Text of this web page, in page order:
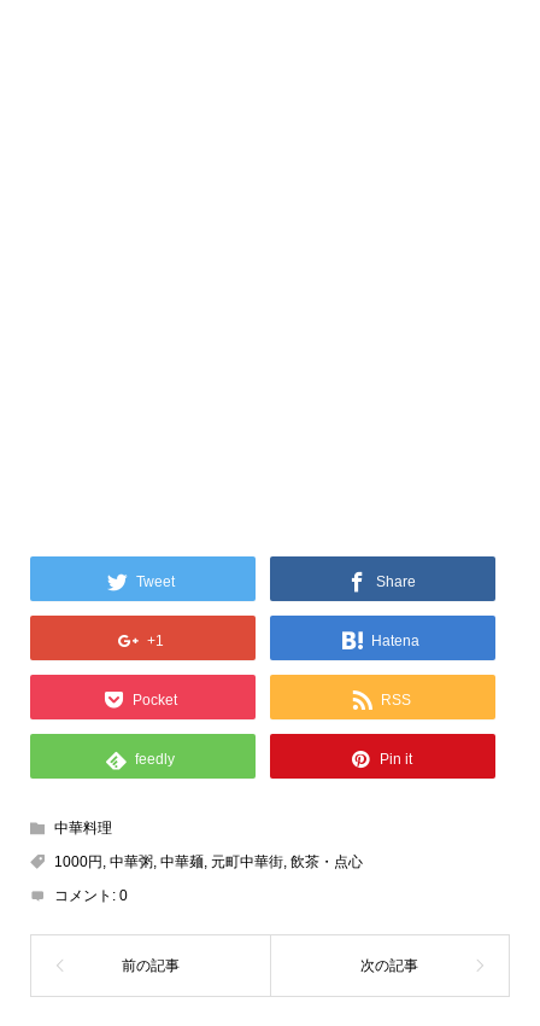
Tweet Share
+1 Hatena
Pocket RSS
feedly Pin it
中華料理
1000円 , 中華粥, 中華麺, 元町中華街, 飲茶・点心
コメント: 0